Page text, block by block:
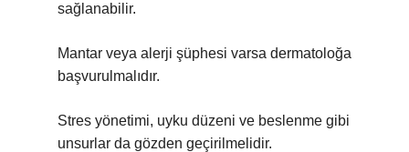
sağlanabilir.
Mantar veya alerji şüphesi varsa dermatoloğa
başvurulmalıdır.
Stres yönetimi, uyku düzeni ve beslenme gibi
unsurlar da gözden geçirilmelidir.